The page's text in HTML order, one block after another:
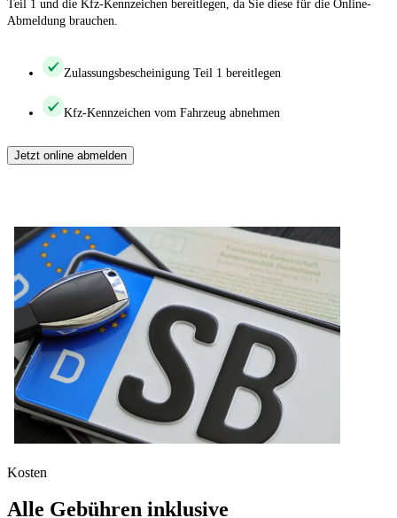
Teil 1 und die Kfz-Kennzeichen bereitlegen, da Sie diese für die Online-
Abmeldung brauchen.
Zulassungsbescheinigung Teil 1 bereitlegen
Kfz-Kennzeichen vom Fahrzeug abnehmen
Jetzt online abmelden
Kosten
Alle Gebühren inklusive